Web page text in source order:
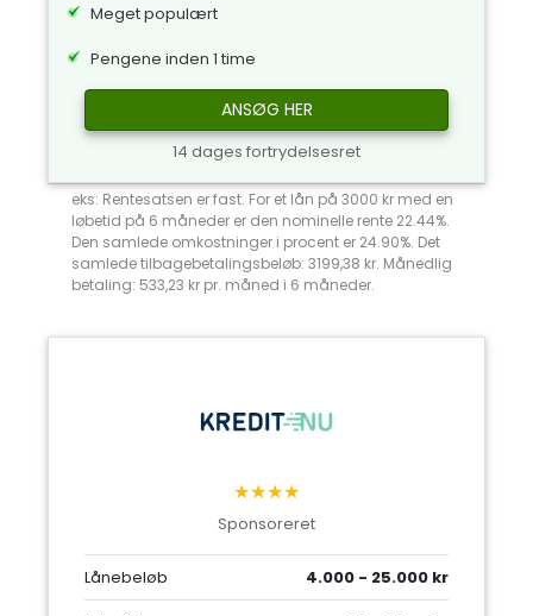
Meget populært
Pengene inden 1 time
ANSØG HER
14 dages fortrydelsesret
eks: Rentesatsen er fast. For et lån på 3000 kr med en
løbetid på 6 måneder er den nominelle rente 22.44%.
Den samlede omkostninger i procent er 24.90%. Det
samlede tilbagebetalingsbeløb: 3199,38 kr. Månedlig
betaling: 533,23 kr pr. måned i 6 måneder.
★★★★
Sponsoreret
Lånebeløb
4.000 - 25.000 kr